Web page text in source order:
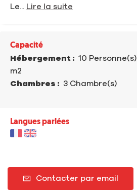
Le... Lire la suite
Capacité
Hébergement : 10 Personne(s)
m2
Chambres : 3 Chambre(s)
Langues parlées
Contacter par email